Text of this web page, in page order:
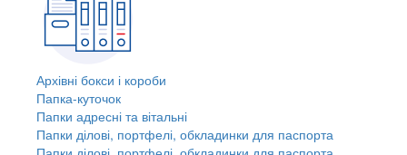
Архівні бокси і короби
Папка-куточок
Папки адресні та вітальні
Папки ділові, портфелі, обкладинки для паспорта